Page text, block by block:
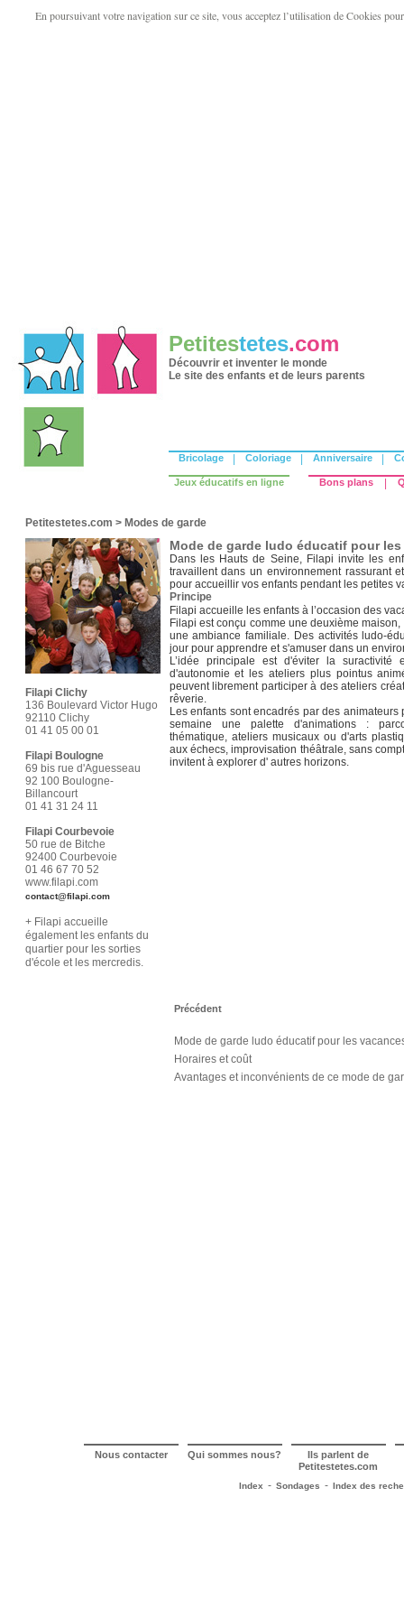
En poursuivant votre navigation sur ce site, vous acceptez l’utilisation de Cookies
Petitestetes.com
Découvrir et inventer le monde
Le site des enfants et de leurs parents
Bricolage Coloriage Anniversaire
Jeux éducatifs en ligne Bons plans
Petitestetes.com > Modes de garde
Filapi Clichy
136 Boulevard Victor Hugo
92110 Clichy
01 41 05 00 01
Filapi Boulogne
69 bis rue d'Aguesseau
92 100 Boulogne-
Billancourt
01 41 31 24 11
Filapi Courbevoie
50 rue de Bitche
92400 Courbevoie
01 46 67 70 52
www.filapi.com
contact@filapi.com
+ Filapi accueille
également les enfants du
quartier pour les sorties
d'école et les mercredis.
Mode de garde ludo éducatif pour
Dans les Hauts de Seine, Filapi invite les
travaillent dans un environnement rassurant
pour accueillir vos enfants pendant les petites
Principe
Filapi accueille les enfants à l’occasion des
Filapi est conçu comme une deuxième
une ambiance familiale. Des activités ludo-
jour pour apprendre et s'amuser dans un
L’idée principale est d'éviter la
d'autonomie et les ateliers plus pointus
peuvent librement participer à des ateliers
rêverie.
Les enfants sont encadrés par des
semaine une palette d'animations :
thématique, ateliers musicaux ou d'arts
aux échecs, improvisation théâtrale, sans
invitent à explorer d' autres horizons.
Précédent
Mode de garde ludo éducatif pour les
Horaires et coût
Avantages et inconvénients de ce mode de
Nous contacter Qui sommes nous? Ils parlent de
Petitestetes.com
Index - Sondages - Index des